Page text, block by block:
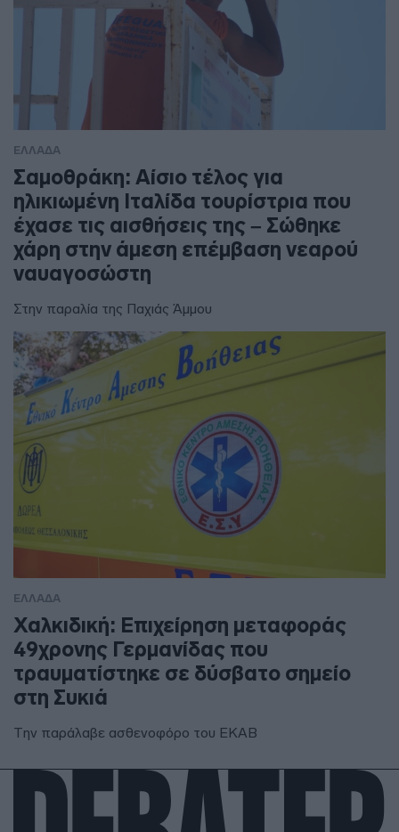
ΕΛΛΑΔΑ
Σαμοθράκη: Αίσιο τέλος για
ηλικιωμένη Ιταλίδα τουρίστρια που
έχασε τις αισθήσεις της – Σώθηκε
χάρη στην άμεση επέμβαση νεαρού
ναυαγοσώστη
Στην παραλία της Παχιάς Άμμου
ΕΛΛΑΔΑ
Χαλκιδική: Επιχείρηση μεταφοράς
49χρονης Γερμανίδας που
τραυματίστηκε σε δύσβατο σημείο
στη Συκιά
Την παράλαβε ασθενοφόρο του ΕΚΑΒ